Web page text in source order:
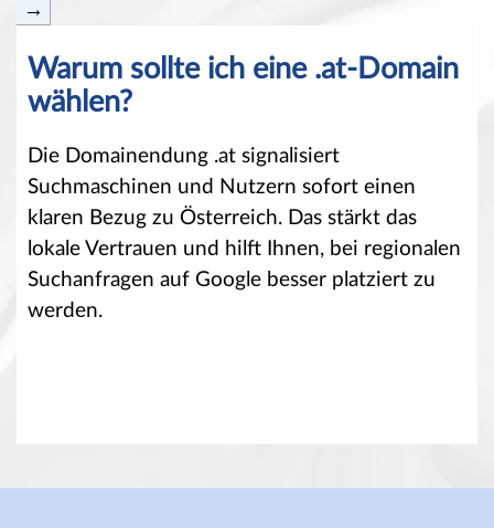
Warum sollte ich eine .at-Domain
wählen?
Die Domainendung .at signalisiert
Suchmaschinen und Nutzern sofort einen
klaren Bezug zu Österreich. Das stärkt das
lokale Vertrauen und hilft Ihnen, bei regionalen
Suchanfragen auf Google besser platziert zu
werden.